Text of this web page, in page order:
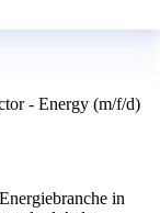
- Energy (m/f/d)
in